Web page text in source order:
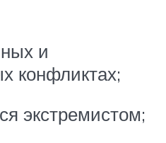
и
конфликтах;
экстремистом;